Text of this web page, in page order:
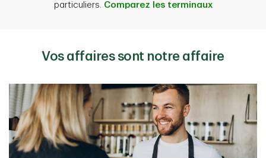
particuliers. Comparez les terminaux
Vos affaires sont notre affaire